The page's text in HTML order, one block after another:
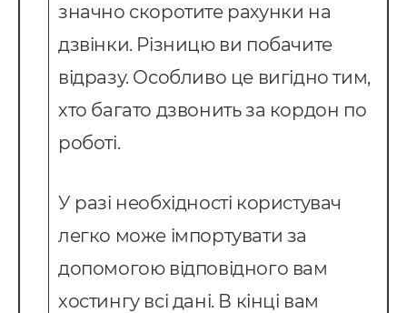
значно скоротите рахунки на
дзвінки. Різницю ви побачите
відразу. Особливо це вигідно тим,
хто багато дзвонить за кордон по
роботі.
У разі необхідності користувач
легко може імпортувати за
допомогою відповідного вам
хостингу всі дані. В кінці вам